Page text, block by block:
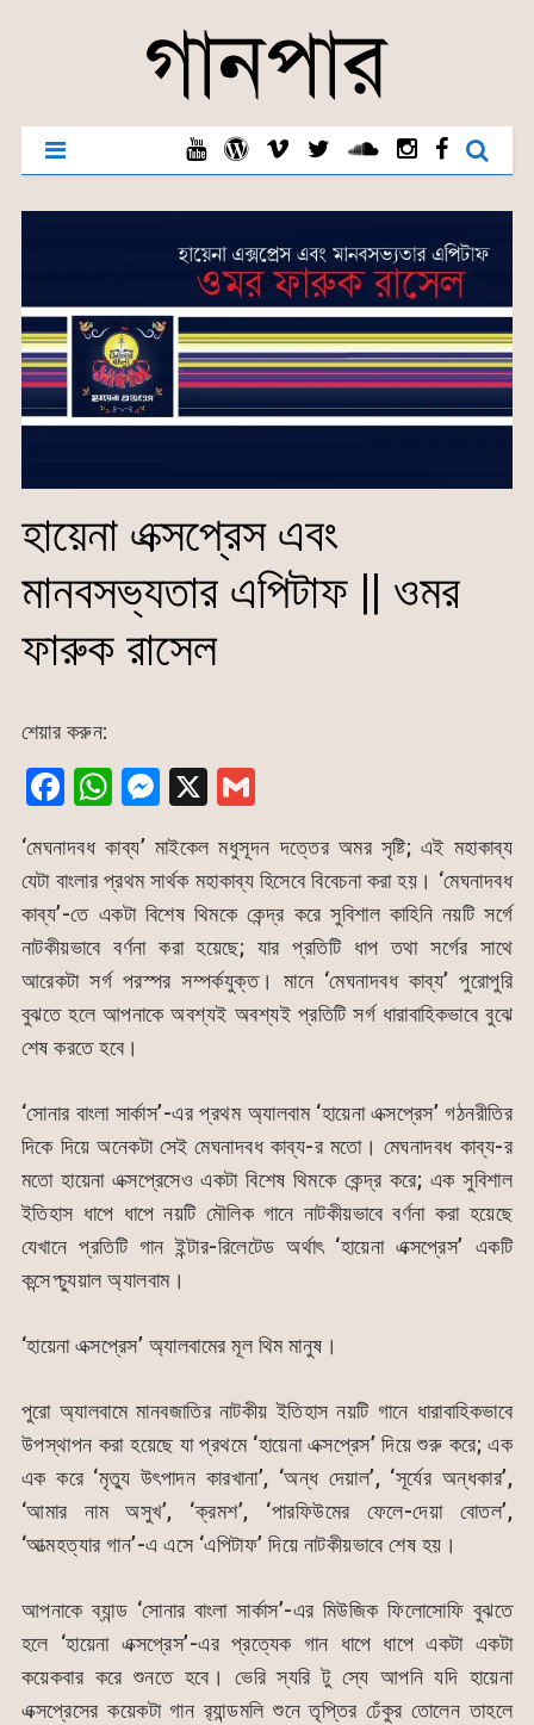
হায়েনা এক্সপ্রেস এবং
মানবসভ্যতার এপিটাফ || ওমর
ফারুক রাসেল
শেয়ার করুন:
F
c
e
b
o
o
k
W
at
s
A
p
p
M
s
s
e
n
g
X G
ai
l
‘মেঘনাদবধ কাব্য’ মাইকেল মধুসূদন দত্তের অমর সৃষ্টি; এই মহাকাব্য
যেটা বাংলার প্রথম সার্থক মহাকাব্য হিসেবে বিবেচনা করা হয়। ‘মেঘনাদবধ
কাব্য’-তে একটা বিশেষ থিমকে কেন্দ্র করে সুবিশাল কাহিনি নয়টি সর্গে
নাটকীয়ভাবে বর্ণনা করা হয়েছে; যার প্রতিটি ধাপ তথা সর্গের সাথে
আরেকটা সর্গ পরস্পর সম্পর্কযুক্ত। মানে ‘মেঘনাদবধ কাব্য’ পুরোপুরি
বুঝতে হলে আপনাকে অবশ্যই অবশ্যই প্রতিটি সর্গ ধারাবাহিকভাবে বুঝে
শেষ করতে হবে।
‘সোনার বাংলা সার্কাস’-এর প্রথম অ্যালবাম ‘হায়েনা এক্সপ্রেস’ গঠনরীতির
দিকে দিয়ে অনেকটা সেই মেঘনাদবধ কাব্য-র মতো। মেঘনাদবধ কাব্য-র
মতো হায়েনা এক্সপ্রেসেও একটা বিশেষ থিমকে কেন্দ্র করে; এক সুবিশাল
ইতিহাস ধাপে ধাপে নয়টি মৌলিক গানে নাটকীয়ভাবে বর্ণনা করা হয়েছে
যেখানে প্রতিটি গান ইন্টার-রিলেটেড অর্থাৎ ‘হায়েনা এক্সপ্রেস’ একটি
কন্সেপ্চ্যুয়াল অ্যালবাম।
‘হায়েনা এক্সপ্রেস’ অ্যালবামের মূল থিম মানুষ।
পুরো অ্যালবামে মানবজাতির নাটকীয় ইতিহাস নয়টি গানে ধারাবাহিকভাবে
উপস্থাপন করা হয়েছে যা প্রথমে ‘হায়েনা এক্সপ্রেস’ দিয়ে শুরু করে; এক
এক করে ‘মৃত্যু উৎপাদন কারখানা’, ‘অন্ধ দেয়াল’, ‘সূর্যের অন্ধকার’,
‘আমার নাম অসুখ’, ‘ক্রমশ’, ‘পারফিউমের ফেলে-দেয়া বোতল’,
‘আত্মহত্যার গান’-এ এসে ‘এপিটাফ’ দিয়ে নাটকীয়ভাবে শেষ হয়।
আপনাকে ব্যান্ড ‘সোনার বাংলা সার্কাস’-এর মিউজিক ফিলোসোফি বুঝতে
হলে ‘হায়েনা এক্সপ্রেস’-এর প্রত্যেক গান ধাপে ধাপে একটা একটা
কয়েকবার করে শুনতে হবে। ভেরি স্যরি টু স্যে আপনি যদি হায়েনা
এক্সপ্রেসের কয়েকটা গান র‍্যান্ডমলি শুনে তৃপ্তির ঢেঁকুর তোলেন তাহলে